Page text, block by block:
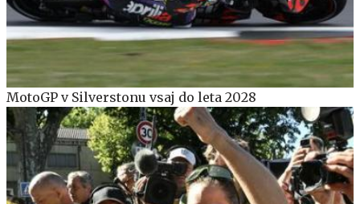
MotoGP v Silverstonu vsaj do leta 2028